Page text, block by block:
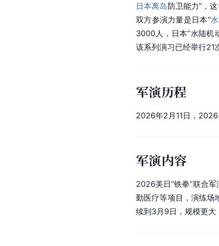
日本离岛防卫能力”，
双方参演力量是日本“
3000人，日本“水陆机
该系列演习已经举行21
军演历程
2026年2月11日，
军演内容
2026美日“铁拳”联合
勤医疗等项目，演练场
续到3月9日，规模更大